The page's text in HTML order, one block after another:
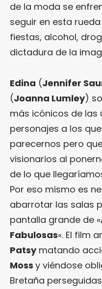
de la moda se
seguir en esta
fiestas, alcohol,
dictadura de la
Edina (Jennifer
(Joanna Lumley)
más icónicos de las
personajes a los
parecernos pero
visionarios al
de lo que
Por eso mismo es
abarrotar las salas
pantalla grande de «
Fabulosas«. El film
Patsymatando
Moss y viéndose
Bretaña